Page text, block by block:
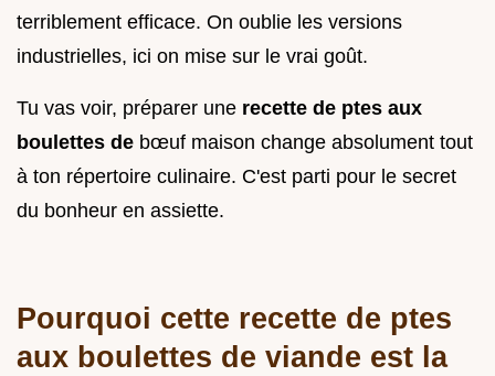
terriblement efficace. On oublie les versions
industrielles, ici on mise sur le vrai goût.
Tu vas voir, préparer une recette de ptes aux
boulettes de bœuf maison change absolument tout
à ton répertoire culinaire. C'est parti pour le secret
du bonheur en assiette.
Pourquoi cette recette de ptes
aux boulettes de viande est la